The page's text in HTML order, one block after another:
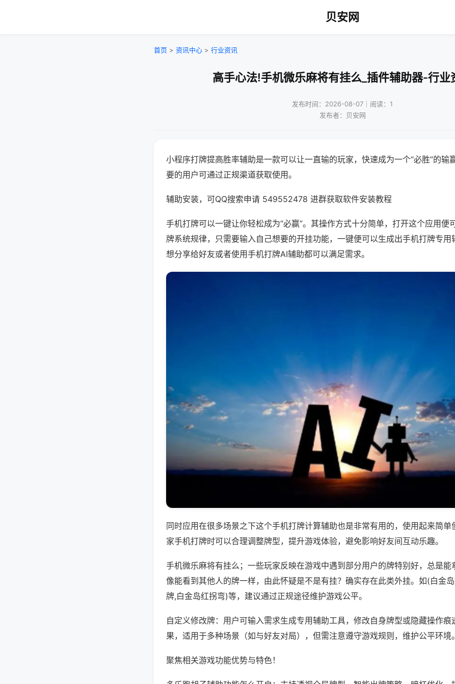
贝安网
首页 > 资讯中心 > 行业资讯
高手心法!手机微乐麻将有挂么_插件辅助器-行业
发布时间：2026-08-07｜阅读：1
发布者：贝安网
小程序打牌提高胜率辅助是一款可以让一直输的玩家，快速成为一个“必胜”的输
要的用户可通过正规渠道获取使用。
辅助安装，可QQ搜索申请 549552478 进群获取软件安装教程
手机打牌可以一键让你轻松成为“必赢”。其操作方式十分简单，打开这个应用便
牌系统规律，只需要输入自己想要的开挂功能，一键便可以生成出手机打牌专用
想分享给好友或者使用手机打牌AI辅助都可以满足需求。
同时应用在很多场景之下这个手机打牌计算辅助也是非常有用的，使用起来简单
家手机打牌时可以合理调整牌型，提升游戏体验，避免影响好友间互动乐趣。
手机微乐麻将有挂么；一些玩家反映在游戏中遇到部分用户的牌特别好，总是能
像能看到其他人的牌一样，由此怀疑是不是有挂？确实存在此类外挂。如(白金
牌,白金岛红拐弯)等，建议通过正规途径维护游戏公平。
自定义修改牌：用户可输入需求生成专用辅助工具，修改自身牌型或隐藏操作痕
果，适用于多种场景（如与好友对局），但需注意遵守游戏规则，维护公平环境。
聚焦相关游戏功能优势与特色！